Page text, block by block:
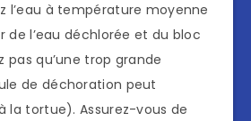
l’eau à température moyenne
de l’eau déchlorée et du bloc
pas qu’une trop grande
de déchoration peut
la tortue). Assurez-vous de